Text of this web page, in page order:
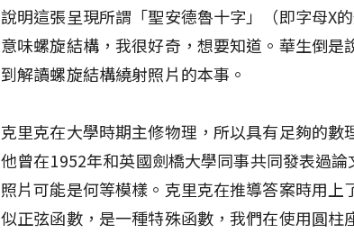
說明這張呈現所謂「聖安德魯十字」（即字母X
意味螺旋結構，我很好奇，想要知道。華生倒是
到解讀螺旋結構繞射照片的本事。
克里克在大學時期主修物理，所以具有足夠的數
他曾在1952年和英國劍橋大學同事共同發表過
照片可能是何等模樣。克里克在推導答案時用上
似正弦函數，是一種特殊函數，我們在使用圓柱